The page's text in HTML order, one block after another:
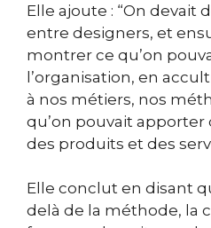
Elle ajoute : “On devait
entre designers, et
montrer ce qu’on
l’organisation, en
à nos métiers, nos
qu’on pouvait apporter
des produits et des
Elle conclut en disant
delà de la méthode, la